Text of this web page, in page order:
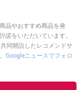
品やおすすめ商品を発
諾をいただいています。
同開設したレコメンドサ
Googleニュースでフォロ
トの他の記事を読む